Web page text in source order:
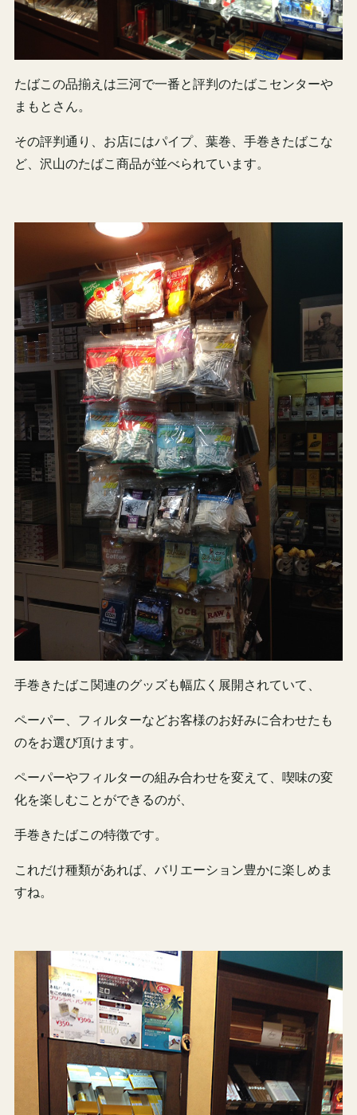
たばこの品揃えは三河で一番と評判のたばこセンターや
まもとさん。
その評判通り、お店にはパイプ、葉巻、手巻きたばこな
ど、沢山のたばこ商品が並べられています。
手巻きたばこ関連のグッズも幅広く展開されていて、
ペーパー、フィルターなどお客様のお好みに合わせたも
のをお選び頂けます。
ペーパーやフィルターの組み合わせを変えて、喫味の変
化を楽しむことができるのが、
手巻きたばこの特徴です。
これだけ種類があれば、バリエーション豊かに楽しめま
すね。